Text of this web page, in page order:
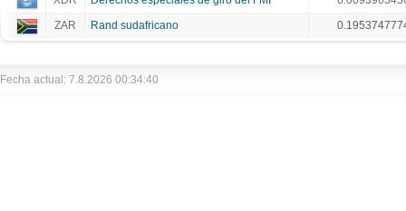
ZAR
Rand sudafricano
Fecha actual: 7.8.2026 00:34:40